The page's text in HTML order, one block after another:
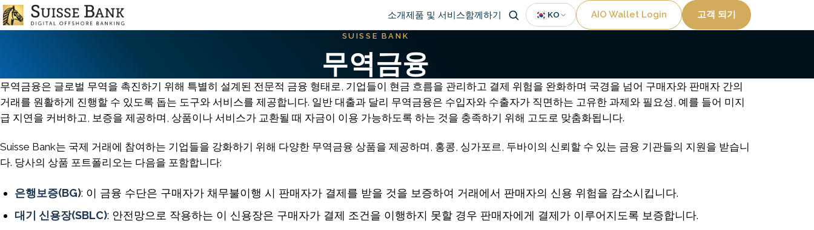
Skip
to
Main
navigation
소개제품 및 서비스함께하기 🇰🇷KO Utility
AIO Wallet Login 고객 되기
SUISSE BANK
무역금융
무역금융은 글로벌 무역을 촉진하기 위해 특별히 설계된 전문적 금융 형태로, 기업들이 현금 흐름을 관리하고 결제 위험을 완화하며 국경을 넘어 구매자와 판매자 간의
거래를 원활하게 진행할 수 있도록 돕는 도구와 서비스를 제공합니다. 일반 대출과 달리 무역금융은 수입자와 수출자가 직면하는 고유한 과제와 필요성, 예를 들어 미지
급 지연을 커버하고, 보증을 제공하며, 상품이나 서비스가 교환될 때 자금이 이용 가능하도록 하는 것을 충족하기 위해 고도로 맞춤화됩니다.
Suisse Bank는 국제 거래에 참여하는 기업들을 강화하기 위해 다양한 무역금융 상품을 제공하며, 홍콩, 싱가포르, 두바이의 신뢰할 수 있는 금융 기관들의 지원을 받습니
다. 당사의 상품 포트폴리오는 다음을 포함합니다:
은행보증(BG): 이 금융 수단은 구매자가 채무불이행 시 판매자가 결제를 받을 것을 보증하여 거래에서 판매자의 신용 위험을 감소시킵니다.
대기 신용장(SBLC): 안전망으로 작용하는 이 신용장은 구매자가 결제 조건을 이행하지 못할 경우 판매자에게 결제가 이루어지도록 보증합니다.